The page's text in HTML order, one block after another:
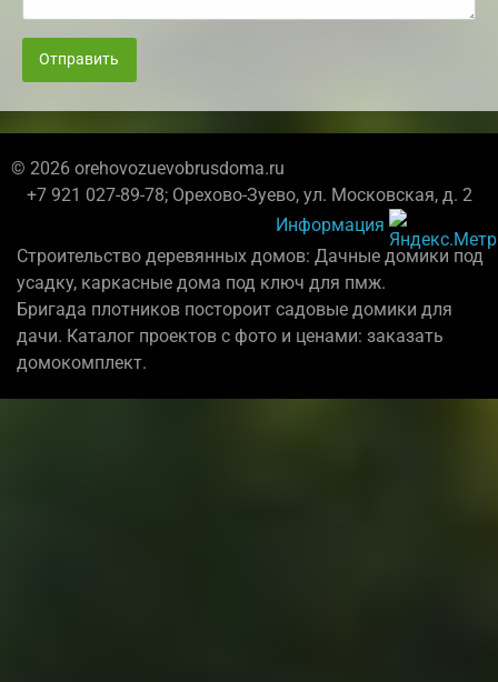
Отправить
© 2026 orehovozuevobrusdoma.ru
+7 921 027-89-78; Орехово-Зуево, ул. Московская, д. 2
Информация
Строительство деревянных домов: Дачные домики под
усадку, каркасные дома под ключ для пмж.
Бригада плотников постороит садовые домики для
дачи. Каталог проектов с фото и ценами: заказать
домокомплект.